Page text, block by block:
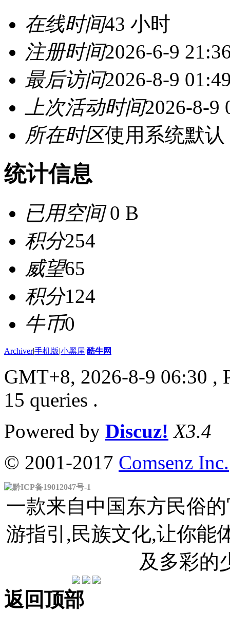
在线时间43 小时
注册时间2026-6-9
最后访问2026-8-9
上次活动时间2026-8-9
所在时区使用系统默认
统计信息
已用空间0 B
积分254
威望65
积分124
牛币0
Archiver|手机版|小黑屋|酷牛网
GMT+8, 2026-8-9 06:30 ,
15 queries .
Powered by Discuz! X3.4
© 2001-2017 Comsenz Inc.
黔ICP备19012047号-1
一款来自中国东方民俗
游指引,民族文化,让你能
及多彩的
返回顶部